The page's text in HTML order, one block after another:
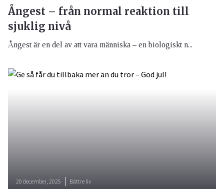
Ångest – från normal reaktion till
sjuklig nivå
Ångest är en del av att vara människa – en biologiskt n...
20 december, 2025 Bättre liv